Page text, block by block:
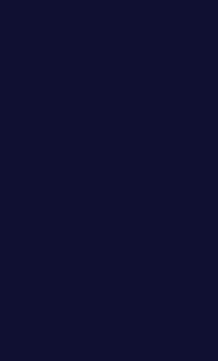
ويدخل الظفرة اللقاء وهو
عشر برصيد 19
العين، بطل الدوري هذا
اللقب رسميًا قبل ثلاث
ويتطلع الظفرة إلى
على حظوظه في البقاء
في ظل اشتداد المنافسة
الهبوط خلال الجولات
يترقب الفريق نتائج
في التوقيت ذاته، وفي
عجمان، والبطائح أمام